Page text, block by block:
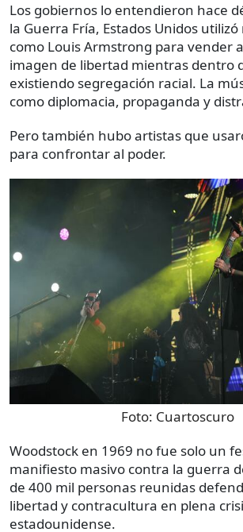
Los gobiernos lo entendieron hace
la Guerra Fría, Estados Unidos utilizó
como Louis Armstrong para vender
imagen de libertad mientras dentro
existiendo segregación racial. La
como diplomacia, propaganda y
Pero también hubo artistas que
para confrontar al poder.
Foto: Cuartoscuro
Woodstock en 1969 no fue solo un
manifiesto masivo contra la guerra
de 400 mil personas reunidas
libertad y contracultura en plena
estadounidense.